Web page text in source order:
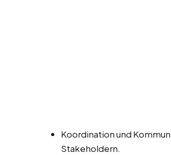
Koordination und
Stakeholdern.